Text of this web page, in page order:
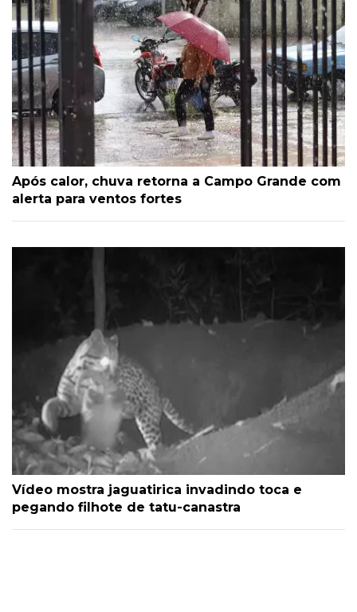
Após calor, chuva retorna a Campo Grande com
alerta para ventos fortes
Vídeo mostra jaguatirica invadindo toca e
pegando filhote de tatu-canastra